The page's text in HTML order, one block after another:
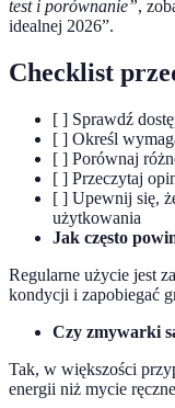
test i porównanie”,
idealnej 2026”.
Checklist
[ ] Sprawdź
[ ] Określ
[ ] Porównaj
[ ] Przeczytaj
[ ] Upewnij się,
użytkowania
Jak często
Regularne użycie jest
kondycji i zapobiegać
Czy zmywarki
Tak, w większości
energii niż mycie